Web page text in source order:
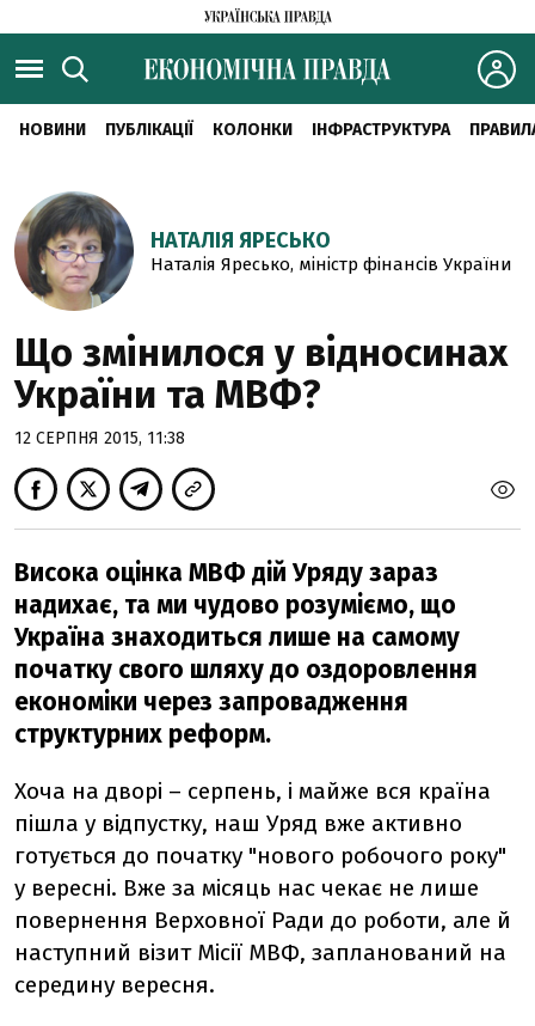
НОВИНИ ПУБЛІКАЦІЇ КОЛОНКИ ІНФРАСТРУКТУРА
НАТАЛІЯ ЯРЕСЬКО
Наталія Яресько, міністр фінансів України
Що змінилося у відносинах
України та МВФ?
12 СЕРПНЯ 2015, 11:38
Висока оцінка МВФ дій Уряду зараз
надихає, та ми чудово розуміємо, що
Україна знаходиться лише на самому
початку свого шляху до оздоровлення
економіки через запровадження
структурних реформ.
Хоча на дворі – серпень, і майже вся країна
пішла у відпустку, наш Уряд вже активно
готується до початку "нового робочого року"
у вересні. Вже за місяць нас чекає не лише
повернення Верховної Ради до роботи, але й
наступний візит Місії МВФ, запланований на
середину вересня.